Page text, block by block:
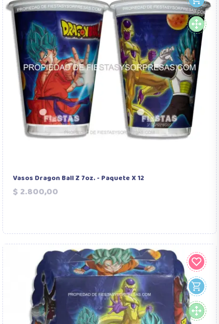
Vasos Dragon Ball Z 7oz. - Paquete X 12
$ 2.800,00